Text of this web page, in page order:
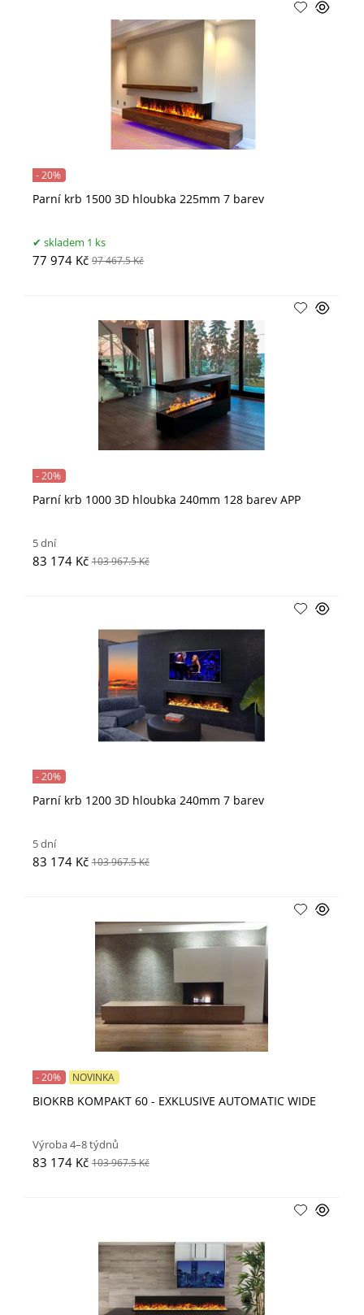
Parní krb 1500 3D hloubka 225mm 7 barev
- 20%
skladem 1 ks
77 974 Kč 97 467.5 Kč
Parní krb 1000 3D hloubka 240mm 128 barev APP
- 20%
5 dní
83 174 Kč 103 967.5 Kč
Parní krb 1200 3D hloubka 240mm 7 barev
- 20%
5 dní
83 174 Kč 103 967.5 Kč
BIOKRB KOMPAKT 60 - EXKLUSIVE AUTOMATIC WIDE
- 20% NOVINKA
Výroba 4–8 týdnů
83 174 Kč 103 967.5 Kč